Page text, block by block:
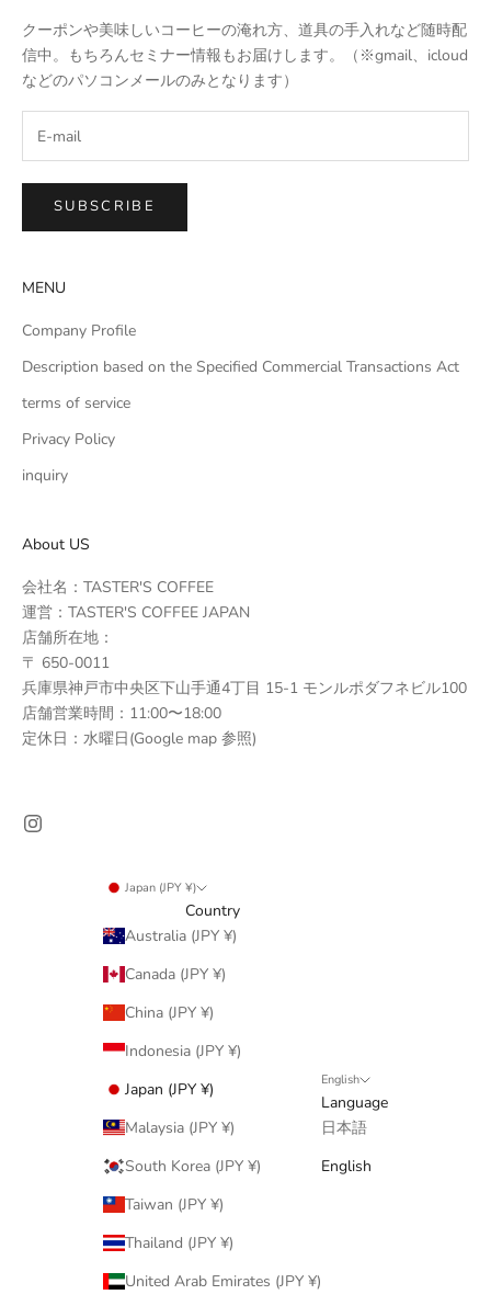
クーポンや美味しいコーヒーの淹れ方、道具の手入れなど随時配
信中。もちろんセミナー情報もお届けします。（※gmail、icloud
などのパソコンメールのみとなります）
SUBSCRIBE
MENU
Company Profile
Description based on the Specified Commercial Transactions Act
terms of service
Privacy Policy
inquiry
About US
会社名：TASTER'S COFFEE
運営：TASTER'S COFFEE JAPAN
店舗所在地：
〒 650-0011
兵庫県神戸市中央区下山手通4丁目 15-1 モンルポダフネビル100
店舗営業時間：11:00〜18:00
定休日：水曜日(Google map 参照)
Japan (JPY ¥)
Country
Australia (JPY ¥)
Canada (JPY ¥)
China (JPY ¥)
Indonesia (JPY ¥)
Japan (JPY ¥)
Malaysia (JPY ¥)
South Korea (JPY ¥)
Taiwan (JPY ¥)
Thailand (JPY ¥)
United Arab Emirates (JPY ¥)
English
Language
日本語
English